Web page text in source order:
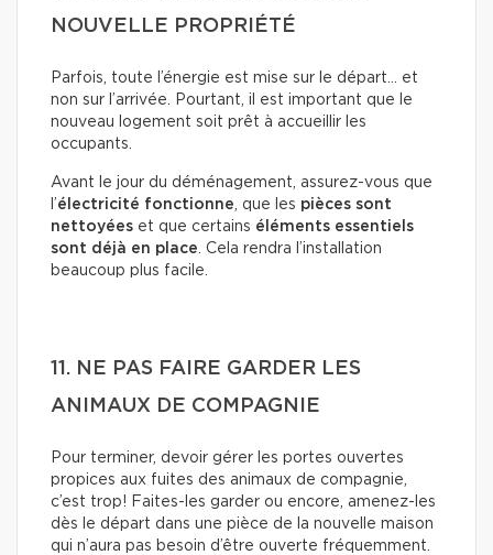
NOUVELLE PROPRIÉTÉ
Parfois, toute l’énergie est mise sur le départ… et
non sur l’arrivée. Pourtant, il est important que le
nouveau logement soit prêt à accueillir les
occupants.
Avant le jour du déménagement, assurez-vous que
l’électricité fonctionne, que les pièces sont
nettoyées et que certains éléments essentiels
sont déjà en place. Cela rendra l’installation
beaucoup plus facile.
11. NE PAS FAIRE GARDER LES
ANIMAUX DE COMPAGNIE
Pour terminer, devoir gérer les portes ouvertes
propices aux fuites des animaux de compagnie,
c’est trop! Faites-les garder ou encore, amenez-les
dès le départ dans une pièce de la nouvelle maison
qui n’aura pas besoin d’être ouverte fréquemment.